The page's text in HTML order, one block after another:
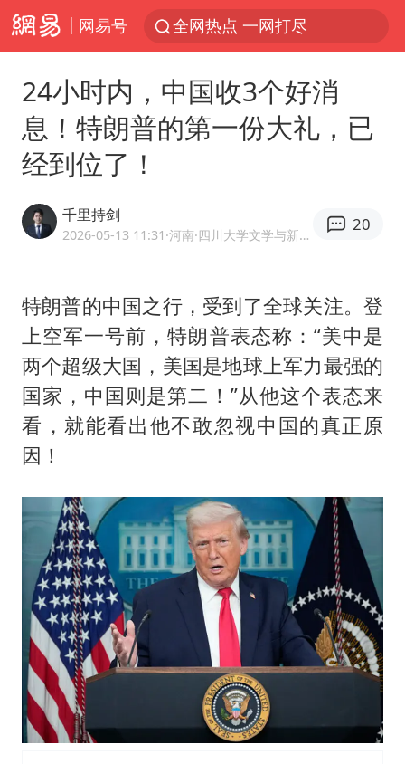
网易号 全网热点 一网打尽
24小时内，中国收3个好消
息！特朗普的第一份大礼，已
经到位了！
千里持剑
2026-05-13 11:31 ·河南 ·四川大学文学与新闻学院副教授
20
特朗普的中国之行，受到了全球关注。登
上空军一号前，特朗普表态称：“美中是
两个超级大国，美国是地球上军力最强的
国家，中国则是第二！”从他这个表态来
看，就能看出他不敢忽视中国的真正原
因！